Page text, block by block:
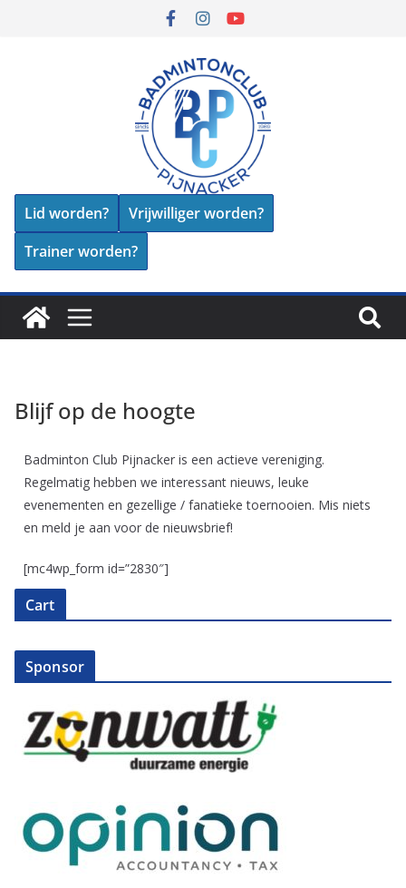
Lid worden?
Vrijwilliger worden?
Trainer worden?
Blijf op de hoogte
Badminton Club Pijnacker is een actieve vereniging.
Regelmatig hebben we interessant nieuws, leuke
evenementen en gezellige / fanatieke toernooien. Mis niets
en meld je aan voor de nieuwsbrief!
[mc4wp_form id=”2830″]
Cart
Sponsor